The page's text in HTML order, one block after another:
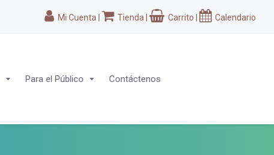
Mi Cuenta Tienda Carrito Calendario
Para el Público Contáctenos